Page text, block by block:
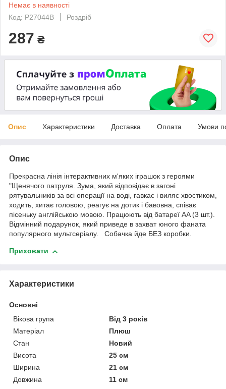
Немає в наявності
Код: P27044B
Роздріб
287 ₴
Опис Характеристики Доставка Оплата Умови
Опис
Прекрасна лінія інтерактивних м'яких іграшок з героями
"Щенячого патруля. Зума, який відповідає в загоні
рятувальників за всі операції на воді, гавкає і виляє хвостиком,
ходить, хитає головою, реагує на дотик і бавовна, співає
пісеньку англійською мовою. Працюють від батареї AA (3 шт.).
Відмінний подарунок, який приведе в захват юного фаната
популярного мультсеріалу. Собачка йде БЕЗ коробки.
Приховати
Характеристики
Основні
Вікова група
Від 3 років
Матеріал
Плюш
Стан
Новий
Висота
25 см
Ширина
21 см
Довжина
11 см